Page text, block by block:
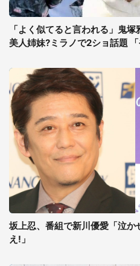
「よく似てると言われる」鬼
美人姉妹?ミラノで2ショ話題 「
坂上忍、番組で新川優愛「泣か
え!」